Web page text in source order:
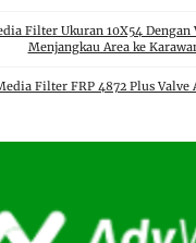
Filter Ukuran 10X54 Dengan
Menjangkau Area ke
Filter FRP 4872 Plus
Filter FRP 4272 Plus Valve
Dapat Menjangkau ke